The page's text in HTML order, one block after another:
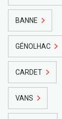
BANNE
GÉNOLHAC
CARDET
VANS